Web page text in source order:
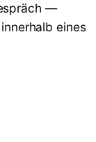
—
eines